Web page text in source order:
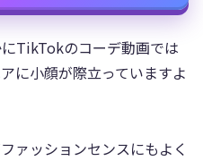
TikTokのコーデ動画では
に小顔が際立っていますよ
ァッションセンスにもよく